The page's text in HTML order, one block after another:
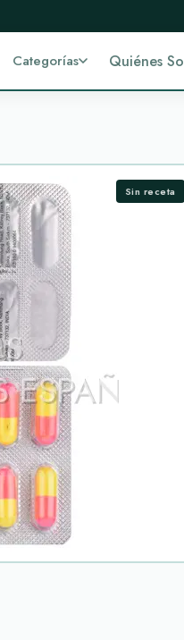
Categorías Quiénes
Sin receta